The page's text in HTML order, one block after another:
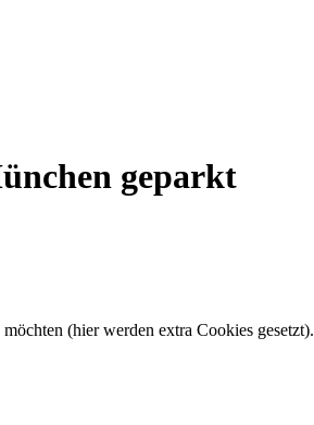
geparkt
(hier werden extra Cookies gesetzt).